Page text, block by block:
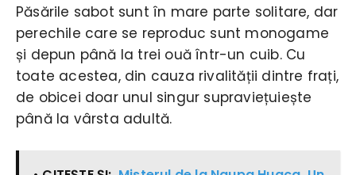
Păsările sabot sunt în mare parte solitare, dar
perechile care se reproduc sunt monogame
și depun până la trei ouă într-un cuib. Cu
toate acestea, din cauza rivalității dintre frați,
de obicei doar unul singur supraviețuiește
până la vârsta adultă.